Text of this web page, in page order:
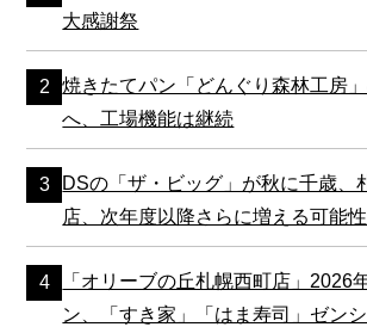
大感謝祭
焼きたてパン「どんぐり森林工房
へ、工場機能は継続
DSの「ザ・ビッグ」が秋に千歳、
店、次年度以降さらに増える可能
「オリーブの丘札幌西町店」2026
ン、「すき家」「はま寿司」ゼン